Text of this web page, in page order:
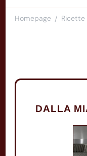
Homepage / Ricette
DALLA